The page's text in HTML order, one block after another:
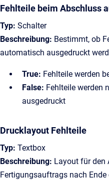
Fehlteile beim Abschluss
Typ: Schalter
Beschreibung: Bestimmt, ob
automatisch ausgedruckt
True: Fehlteile werden
False: Fehlteile werden
ausgedruckt
Drucklayout Fehlteile
Typ: Textbox
Beschreibung: Layout für den
Fertigungsauftrags nach